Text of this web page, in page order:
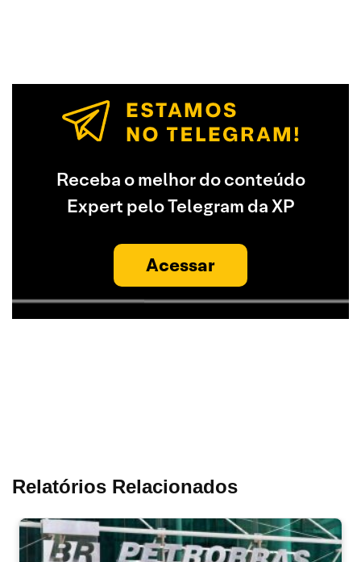
Receba o melhor do conteúdo
Expert pelo Telegram da XP
Acessar
Relatórios Relacionados